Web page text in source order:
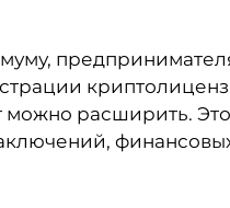
расширить.